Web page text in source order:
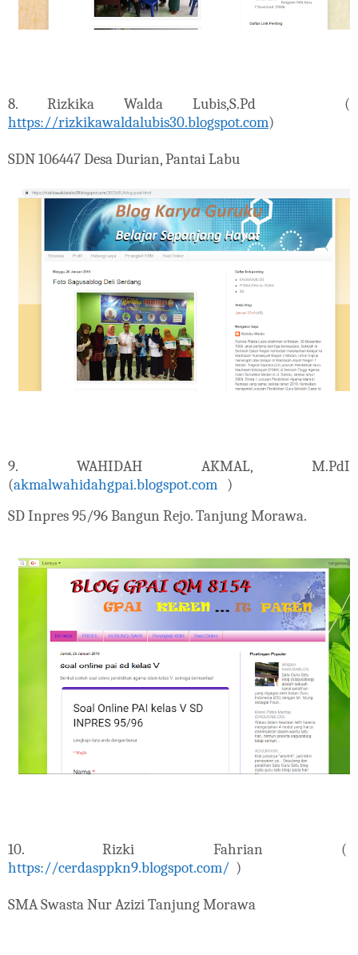
8. Rizkika Walda Lubis,S.Pd (
https://rizkikawaldalubis30.blogspot.com)
SDN 106447 Desa Durian, Pantai Labu
9. WAHIDAH AKMAL, M.PdI
(akmalwahidahgpai.blogspot.com )
SD Inpres 95/96 Bangun Rejo. Tanjung Morawa.
10. Rizki Fahrian (
https://cerdasppkn9.blogspot.com/ )
SMA Swasta Nur Azizi Tanjung Morawa